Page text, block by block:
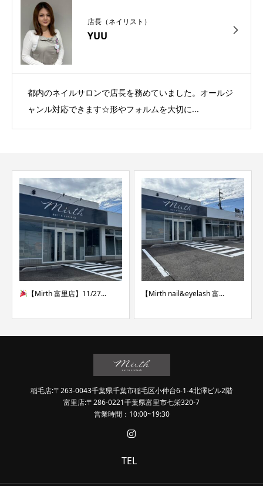
店長（ネイリスト）
YUU
都内のネイルサロンで店長を務めていました。オールジ
ャンル対応できます☆形やフォルムを大切に...
【Mirth 富里店】11/27... 【Mirth nail&eyelash 富...
稲毛店:〒263-0043千葉県千葉市稲毛区小仲台6-1-4北澤ビル2階
富里店:〒286-0221千葉県富里市七栄320-7
営業時間：10:00~19:30
TEL